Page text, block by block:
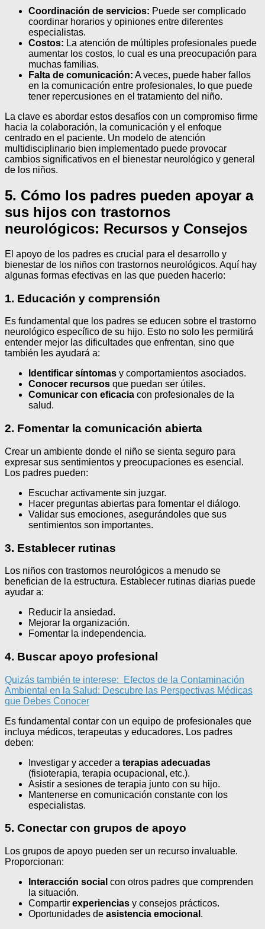
Coordinación de servicios: Puede ser complicado
coordinar horarios y opiniones entre diferentes
especialistas.
Costos: La atención de múltiples profesionales puede
aumentar los costos, lo cual es una preocupación para
muchas familias.
Falta de comunicación: A veces, puede haber fallos
en la comunicación entre profesionales, lo que puede
tener repercusiones en el tratamiento del niño.
La clave es abordar estos desafíos con un compromiso firme
hacia la colaboración, la comunicación y el enfoque
centrado en el paciente. Un modelo de atención
multidisciplinario bien implementado puede provocar
cambios significativos en el bienestar neurológico y general
de los niños.
5. Cómo los padres pueden apoyar a
sus hijos con trastornos
neurológicos: Recursos y Consejos
El apoyo de los padres es crucial para el desarrollo y
bienestar de los niños con trastornos neurológicos. Aquí hay
algunas formas efectivas en las que pueden hacerlo:
1. Educación y comprensión
Es fundamental que los padres se educen sobre el trastorno
neurológico específico de su hijo. Esto no solo les permitirá
entender mejor las dificultades que enfrentan, sino que
también les ayudará a:
Identificar síntomas y comportamientos asociados.
Conocer recursos que puedan ser útiles.
Comunicar con eficacia con profesionales de la
salud.
2. Fomentar la comunicación abierta
Crear un ambiente donde el niño se sienta seguro para
expresar sus sentimientos y preocupaciones es esencial.
Los padres pueden:
Escuchar activamente sin juzgar.
Hacer preguntas abiertas para fomentar el diálogo.
Validar sus emociones, asegurándoles que sus
sentimientos son importantes.
3. Establecer rutinas
Los niños con trastornos neurológicos a menudo se
benefician de la estructura. Establecer rutinas diarias puede
ayudar a:
Reducir la ansiedad.
Mejorar la organización.
Fomentar la independencia.
4. Buscar apoyo profesional
Quizás también te interese:
Efectos de la Contaminación
Ambiental en la Salud: Descubre las Perspectivas Médicas
que Debes Conocer
Es fundamental contar con un equipo de profesionales que
incluya médicos, terapeutas y educadores. Los padres
deben:
Investigar y acceder a terapias adecuadas
(fisioterapia, terapia ocupacional, etc.).
Asistir a sesiones de terapia junto con su hijo.
Mantenerse en comunicación constante con los
especialistas.
5. Conectar con grupos de apoyo
Los grupos de apoyo pueden ser un recurso invaluable.
Proporcionan:
Interacción social con otros padres que comprenden
la situación.
Compartir experiencias y consejos prácticos.
Oportunidades de asistencia emocional .